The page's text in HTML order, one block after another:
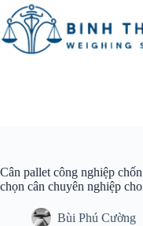
Skip
to
content
Cân pallet công nghiệp
chọn cân chuyên nghiệp
Bùi Phú Cường